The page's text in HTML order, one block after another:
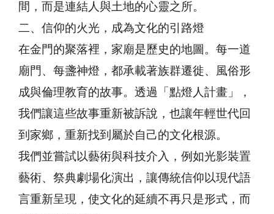
間，而是連結人與土地的心靈之所。
二、信仰的火光，成為文化的引路燈
在金門的聚落裡，家廟是歷史的地圖。每一道
廟門、每盞神燈，都承載著族群遷徙、風俗形
成與倫理教育的故事。透過「點燈人計畫」，
我們讓這些故事重新被訴說，也讓年輕世代回
到家鄉，重新找到屬於自己的文化根源。
我們並嘗試以藝術與科技介入，例如光影裝置
藝術、祭典劇場化演出，讓傳統信仰以現代語
言重新呈現，使文化的延續不再只是形式，而